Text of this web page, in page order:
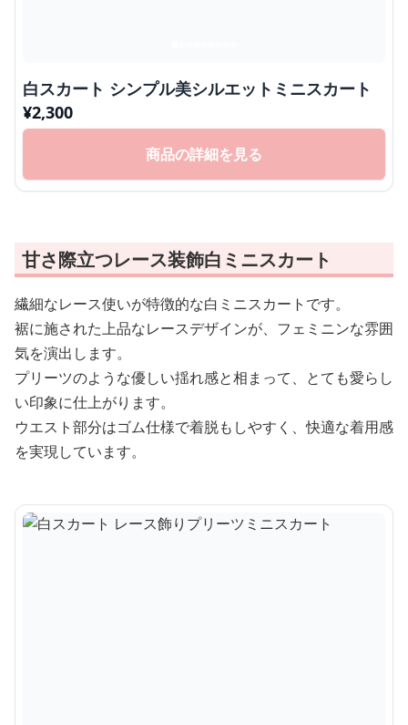
白スカート シンプル美シルエットミニスカート
¥2,300
商品の詳細を見る
甘さ際立つレース装飾白ミニスカート
繊細なレース使いが特徴的な白ミニスカートです。
裾に施された上品なレースデザインが、フェミニンな雰囲
気を演出します。
プリーツのような優しい揺れ感と相まって、とても愛らし
い印象に仕上がります。
ウエスト部分はゴム仕様で着脱もしやすく、快適な着用感
を実現しています。